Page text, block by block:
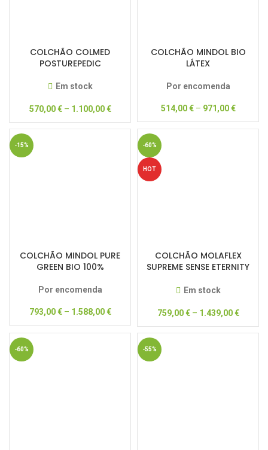
COLCHÃO COLMED
POSTUREPEDIC
Em stock
570,00€– 1.100,00€
COLCHÃO MINDOL BIO
LÁTEX
Por encomenda
514,00€– 971,00€
-15%
COLCHÃO MINDOL PURE
GREEN BIO 100%
Por encomenda
793,00€– 1.588,00€
-60%
HOT
COLCHÃO MOLAFLEX
SUPREME SENSE ETERNITY
Em stock
759,00€– 1.439,00€
-60% -55%